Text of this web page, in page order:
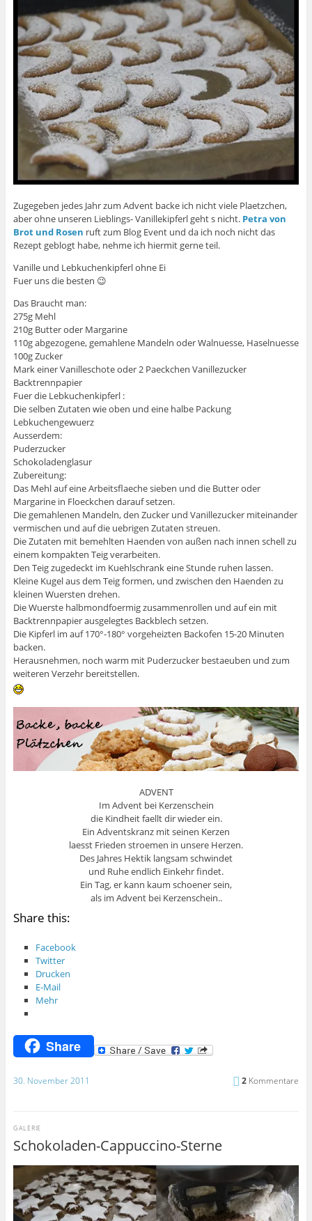
Zugegeben jedes Jahr zum Advent backe ich nicht viele Plaetzchen,
aber ohne unseren Lieblings- Vanillekipferl geht s nicht. Petra von
Brot und Rosen ruft zum Blog Event und da ich noch nicht das
Rezept geblogt habe, nehme ich hiermit gerne teil.
Vanille und Lebkuchenkipferl ohne Ei
Fuer uns die besten 😉
Das Braucht man:
275g Mehl
210g Butter oder Margarine
110g abgezogene, gemahlene Mandeln oder Walnuesse, Haselnuesse
100g Zucker
Mark einer Vanilleschote oder 2 Paeckchen Vanillezucker
Backtrennpapier
Fuer die Lebkuchenkipferl :
Die selben Zutaten wie oben und eine halbe Packung
Lebkuchengewuerz
Ausserdem:
Puderzucker
Schokoladenglasur
Zubereitung:
Das Mehl auf eine Arbeitsflaeche sieben und die Butter oder
Margarine in Floeckchen darauf setzen.
Die gemahlenen Mandeln, den Zucker und Vanillezucker miteinander
vermischen und auf die uebrigen Zutaten streuen.
Die Zutaten mit bemehlten Haenden von außen nach innen schell zu
einem kompakten Teig verarbeiten.
Den Teig zugedeckt im Kuehlschrank eine Stunde ruhen lassen.
Kleine Kugel aus dem Teig formen, und zwischen den Haenden zu
kleinen Wuersten drehen.
Die Wuerste halbmondfoermig zusammenrollen und auf ein mit
Backtrennpapier ausgelegtes Backblech setzen.
Die Kipferl im auf 170°-180° vorgeheizten Backofen 15-20 Minuten
backen.
Herausnehmen, noch warm mit Puderzucker bestaeuben und zum
weiteren Verzehr bereitstellen.
ADVENT
Im Advent bei Kerzenschein
die Kindheit faellt dir wieder ein.
Ein Adventskranz mit seinen Kerzen
laesst Frieden stroemen in unsere Herzen.
Des Jahres Hektik langsam schwindet
und Ruhe endlich Einkehr findet.
Ein Tag, er kann kaum schoener sein,
als im Advent bei Kerzenschein..
Share this:
Facebook
Twitter
Drucken
E-Mail
Mehr
Share
30. November 2011 2 Kommentare
Schokoladen-Cappuccino-Sterne
GALERIE